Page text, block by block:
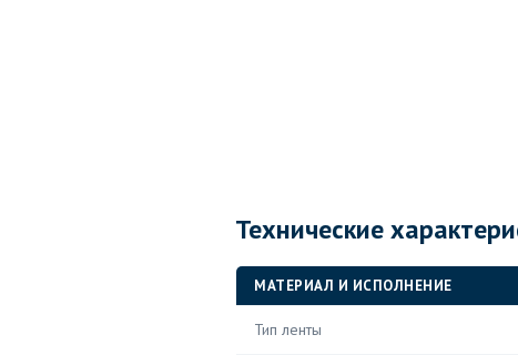
Технические
МАТЕРИАЛ И ИСПОЛНЕНИЕ
Тип ленты